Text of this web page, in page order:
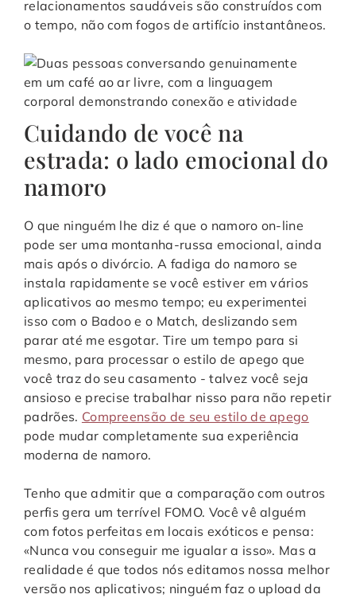
relacionamentos saudáveis são construídos com
o tempo, não com fogos de artifício instantâneos.
Cuidando de você na
estrada: o lado emocional do
namoro
O que ninguém lhe diz é que o namoro on-line
pode ser uma montanha-russa emocional, ainda
mais após o divórcio. A fadiga do namoro se
instala rapidamente se você estiver em vários
aplicativos ao mesmo tempo; eu experimentei
isso com o Badoo e o Match, deslizando sem
parar até me esgotar. Tire um tempo para si
mesmo, para processar o estilo de apego que
você traz do seu casamento - talvez você seja
ansioso e precise trabalhar nisso para não repetir
padrões. Compreensão de seu estilo de apego
pode mudar completamente sua experiência
moderna de namoro.
Tenho que admitir que a comparação com outros
perfis gera um terrível FOMO. Você vê alguém
com fotos perfeitas em locais exóticos e pensa:
«Nunca vou conseguir me igualar a isso». Mas a
realidade é que todos nós editamos nossa melhor
versão nos aplicativos; ninguém faz o upload da